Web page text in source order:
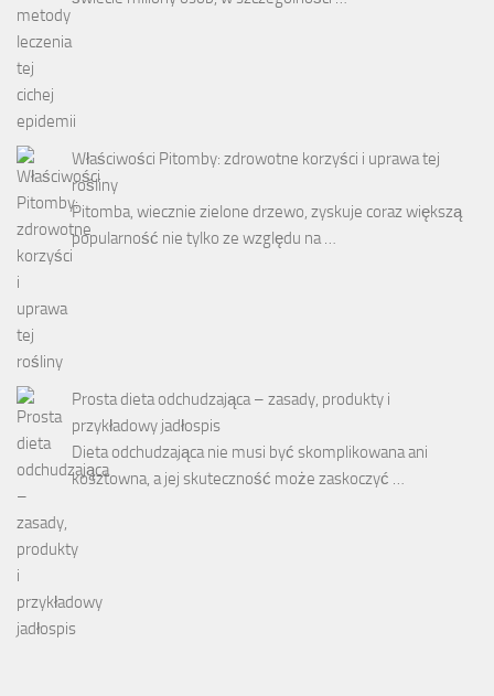
Właściwości Pitomby: zdrowotne korzyści i uprawa tej
rośliny
Pitomba, wiecznie zielone drzewo, zyskuje coraz większą
popularność nie tylko ze względu na …
Prosta dieta odchudzająca – zasady, produkty i
przykładowy jadłospis
Dieta odchudzająca nie musi być skomplikowana ani
kosztowna, a jej skuteczność może zaskoczyć …